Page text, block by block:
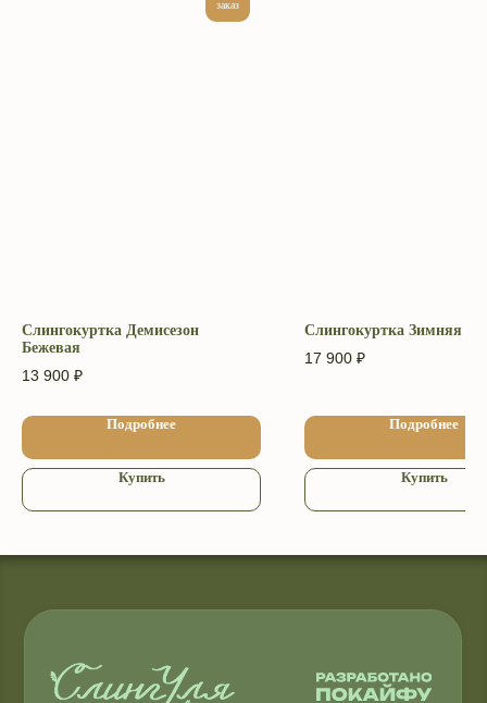
заказ
Слингокуртка Демисезон
Бежевая
13 900 ₽
Подробнее
Купить
Слингокуртка Зимняя
17 900 ₽
Подробнее
Купить
экстремистской и её деятельность
Доставка и оплата
Публичная оферта
Политика конфиденциальности
Копирование материалов запрещено